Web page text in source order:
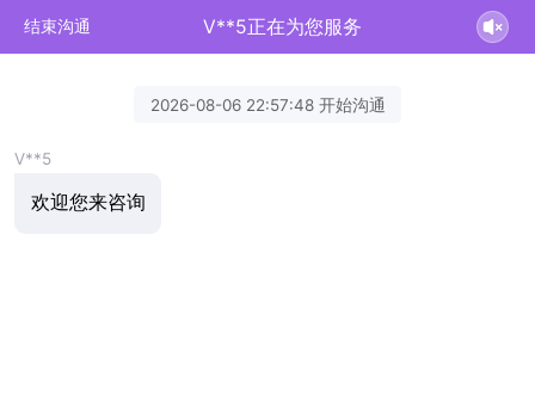
结束沟通 V**5正在为您服务
2026-08-06 22:57:48 开始沟通
V**5
欢迎您来咨询